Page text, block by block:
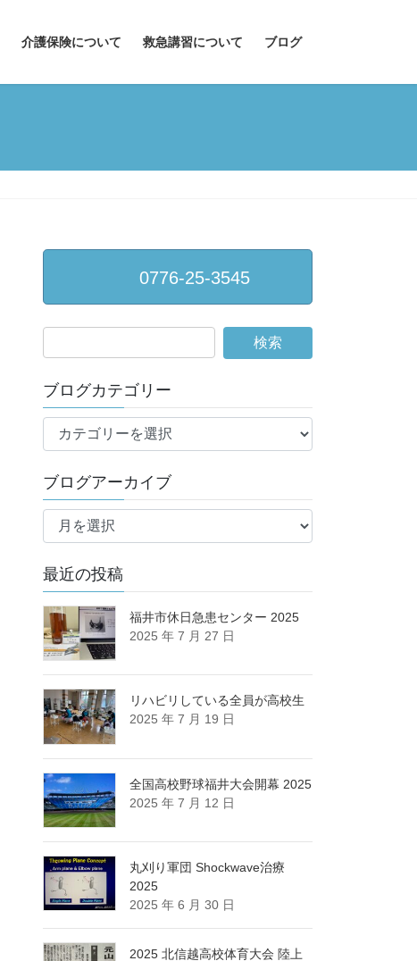
介護保険について 救急講習について ブログ
0776-25-3545
ブログカテゴリー
ロ
カ
テ
ー
ブログアーカイブ
ブ
ア
ー
カ
イ
ブ
最近の投稿
福井市休日急患センター 2025
2025 年 7 月 27 日
リハビリしている全員が高校生
2025 年 7 月 19 日
全国高校野球福井大会開幕 2025
2025 年 7 月 12 日
丸刈り軍団 Shockwave治療
2025
2025 年 6 月 30 日
2025 北信越高校体育大会 陸上